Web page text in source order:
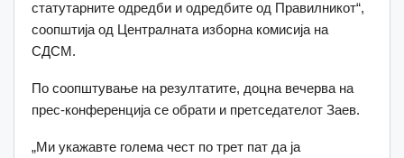
статутарните одредби и одредбите од Правилникот“,
соопштија од Централната изборна комисија на
СДСМ.
По соопштување на резултатите, доцна вечерва на
прес-конференција се обрати и претседателот Заев.
„Ми укажавте голема чест по трет пат да ја